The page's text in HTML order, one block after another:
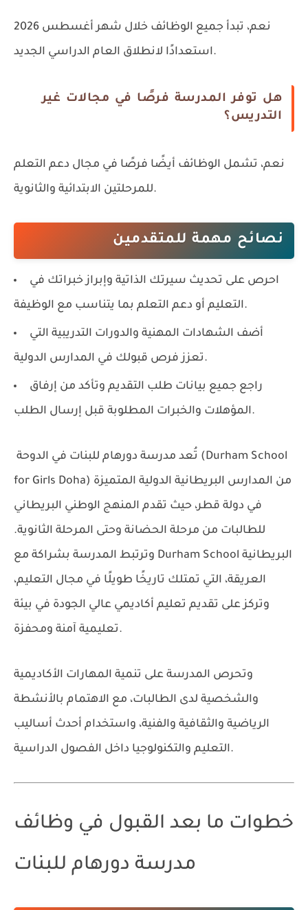
نعم، تبدأ جميع الوظائف خلال شهر أغسطس 2026
استعدادًا لانطلاق العام الدراسي الجديد.
هل توفر المدرسة فرصًا في مجالات غير
التدريس؟
نعم، تشمل الوظائف أيضًا فرصًا في مجال دعم التعلم
للمرحلتين الابتدائية والثانوية.
نصائح مهمة للمتقدمين
احرص على تحديث سيرتك الذاتية وإبراز خبراتك في
التعليم أو دعم التعلم بما يتناسب مع الوظيفة.
أضف الشهادات المهنية والدورات التدريبية التي
تعزز فرص قبولك في المدارس الدولية.
راجع جميع بيانات طلب التقديم وتأكد من إرفاق
المؤهلات والخبرات المطلوبة قبل إرسال الطلب.
تُعد مدرسة دورهام للبنات في الدوحة (Durham School
for Girls Doha)
في دولة قطر، حيث تقدم المنهج الوطني البريطاني
للطالبات من مرحلة الحضانة وحتى المرحلة الثانوية.
Durham School
العريقة، التي تمتلك تاريخًا طويلًا في مجال التعليم،
وتركز على تقديم تعليم أكاديمي عالي الجودة في بيئة
تعليمية آمنة ومحفزة.
وتحرص المدرسة على تنمية المهارات الأكاديمية
والشخصية لدى الطالبات، مع الاهتمام بالأنشطة
الرياضية والثقافية والفنية، واستخدام أحدث أساليب
التعليم والتكنولوجيا داخل الفصول الدراسية.
خطوات ما بعد القبول في وظائف
مدرسة دورهام للبنات